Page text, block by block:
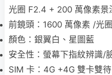
光圈 F2.4 + 200 萬像素景
前鏡頭：1600 萬像素 /光
顏色：銀翼白、星圖藍
安全性：螢幕下指紋辨識/
SIM 卡：4G +4G 雙卡雙待